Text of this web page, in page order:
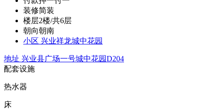
装修简装
楼层2楼/共6层
朝向朝南
小区 兴业祥龙城中花园
地址 兴业县广场一号城中花园D204
配套设施
热水器
床